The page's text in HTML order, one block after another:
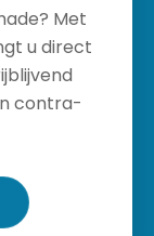
Met
u direct
contra-